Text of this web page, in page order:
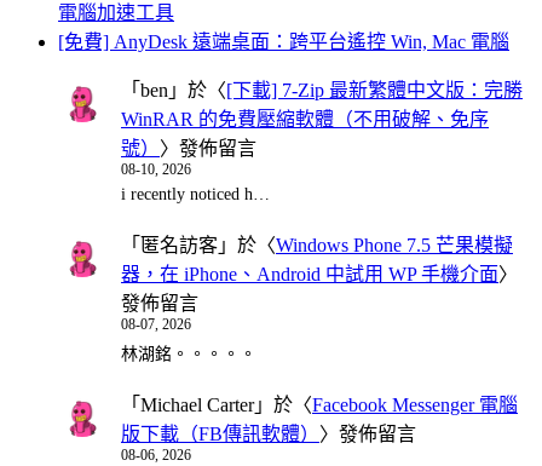
電腦加速工具
[免費] AnyDesk 遠端桌面：跨平台遙控 Win, Mac 電腦
「 ben 」於〈[下載] 7-Zip 最新繁體中文版：完勝
WinRAR 的免費壓縮軟體（不用破解、免序
號） 〉發佈留言
08-10, 2026
i recently noticed h…
「 匿名訪客 」於〈Windows Phone 7.5 芒果模擬
器，在 iPhone、Android 中試用 WP 手機介面〉
發佈留言
08-07, 2026
林湖銘。。。。。
「 Michael Carter」於〈Facebook Messenger 電腦
版下載（FB傳訊軟體） 〉發佈留言
08-06, 2026